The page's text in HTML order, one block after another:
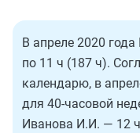
В апреле 2020
по 11 ч (187 ч).
календарю, в
для 40-часовой
Иванова И.И. — 12